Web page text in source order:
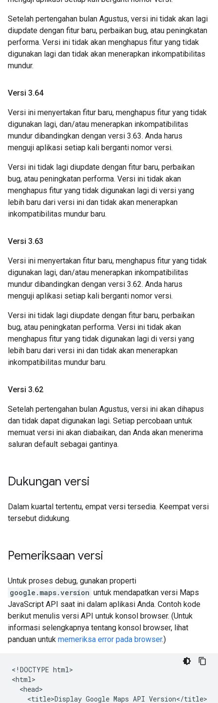
Setelah pertengahan bulan Agustus, versi ini tidak akan lagi
diupdate dengan fitur baru, perbaikan bug, atau peningkatan
performa. Versi ini tidak akan menghapus fitur yang tidak
digunakan lagi dan tidak akan menerapkan inkompatibilitas
mundur.
Versi 3.64
Versi ini menyertakan fitur baru, menghapus fitur yang tidak
digunakan lagi, dan/atau menerapkan inkompatibilitas
mundur dibandingkan dengan versi 3.63. Anda harus
menguji aplikasi setiap kali berganti nomor versi.
Versi ini tidak lagi diupdate dengan fitur baru, perbaikan
bug, atau peningkatan performa. Versi ini tidak akan
menghapus fitur yang tidak digunakan lagi di versi yang
lebih baru dari versi ini dan tidak akan menerapkan
inkompatibilitas mundur baru.
Versi 3.63
Versi ini menyertakan fitur baru, menghapus fitur yang tidak
digunakan lagi, dan/atau menerapkan inkompatibilitas
mundur dibandingkan dengan versi 3.62. Anda harus
menguji aplikasi setiap kali berganti nomor versi.
Versi ini tidak lagi diupdate dengan fitur baru, perbaikan
bug, atau peningkatan performa. Versi ini tidak akan
menghapus fitur yang tidak digunakan lagi di versi yang
lebih baru dari versi ini dan tidak akan menerapkan
inkompatibilitas mundur baru.
Versi 3.62
Setelah pertengahan bulan Agustus, versi ini akan dihapus
dan tidak dapat digunakan lagi. Setiap percobaan untuk
memuat versi ini akan diabaikan, dan Anda akan menerima
saluran default sebagai gantinya.
Dukungan versi
Dalam kuartal tertentu, empat versi tersedia. Keempat versi
tersebut didukung.
Pemeriksaan versi
Untuk proses debug, gunakan properti
google.maps.version untuk mendapatkan versi Maps
JavaScript API saat ini dalam aplikasi Anda. Contoh kode
berikut menulis versi API untuk konsol browser. (Untuk
informasi selengkapnya tentang konsol browser, lihat
panduan untuk memeriksa error pada browser.)
<!DOCTYPE html>
<html>
  <head>
    <title>Display Google Maps API Version</title>